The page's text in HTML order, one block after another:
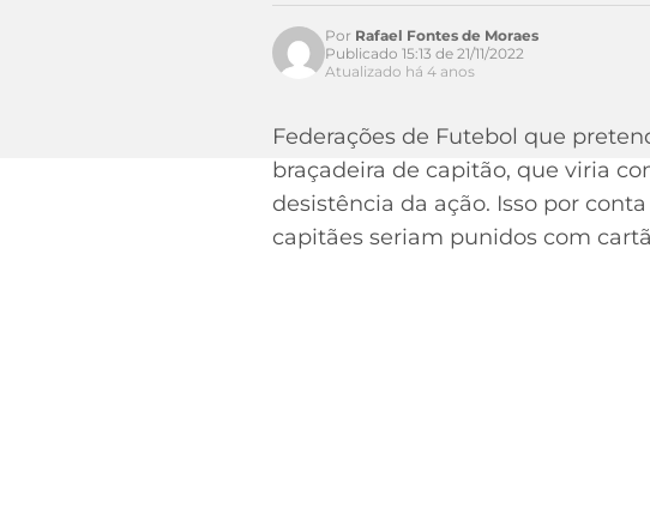
Por Rafael Fontes de Moraes
Publicado 15:13 de 21/11/2022
Atualizado há 4 anos
Federações de Futebol que
braçadeira de capitão, que viria
desistência da ação. Isso por
capitães seriam punidos com